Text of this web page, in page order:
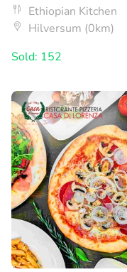
Ethiopian Kitchen
Hilversum (0km)
Sold: 152